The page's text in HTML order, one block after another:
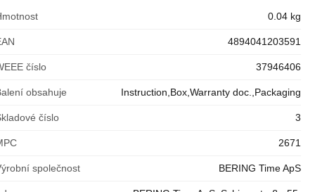
0.04 kg
4894041203591
číslo 37946406
obsahuje Instruction,Box,Warranty doc.,Packaging
číslo 3
2671
společnost BERING Time ApS